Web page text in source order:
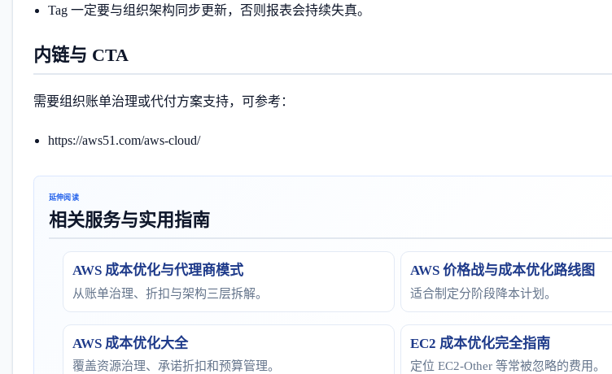
Tag 一定要与组织架构同步更新，否则报表会持续失真。
内链与 CTA
需要组织账单治理或代付方案支持，可参考：
https://aws51.com/aws-cloud/
延伸阅读
相关服务与实用指南
AWS 成本优化与代理商模式
从账单治理、折扣与架构三层拆解。
AWS 价格战与成本优化路线图
适合制定分阶段降本计划。
AWS 成本优化大全
覆盖资源治理、承诺折扣和预算管理。
EC2 成本优化完全指南
定位 EC2-Other 等常被忽略的费用。